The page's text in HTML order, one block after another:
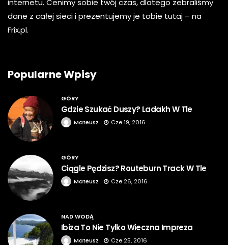
internetu. Cenimy sobie twój czas, dlatego zebraliśmy
dane z całej sieci i prezentujemy je tobie tutaj – na
Frix.pl.
Popularne Wpisy
GÓRY
Gdzie Szukać Duszy? Ladakh W Tle
Mateusz Cze 19, 2016
GÓRY
Ciągle Pędzisz? Routeburn Track W Tle
Mateusz Cze 26, 2016
NAD WODĄ
Ibiza To Nie Tylko Wieczna Impreza
Mateusz Cze 25, 2016